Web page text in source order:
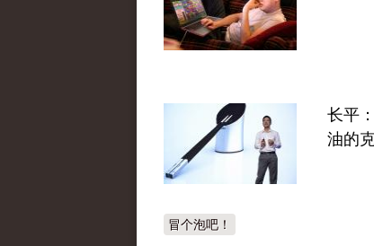
长平
油的
冒个泡吧！